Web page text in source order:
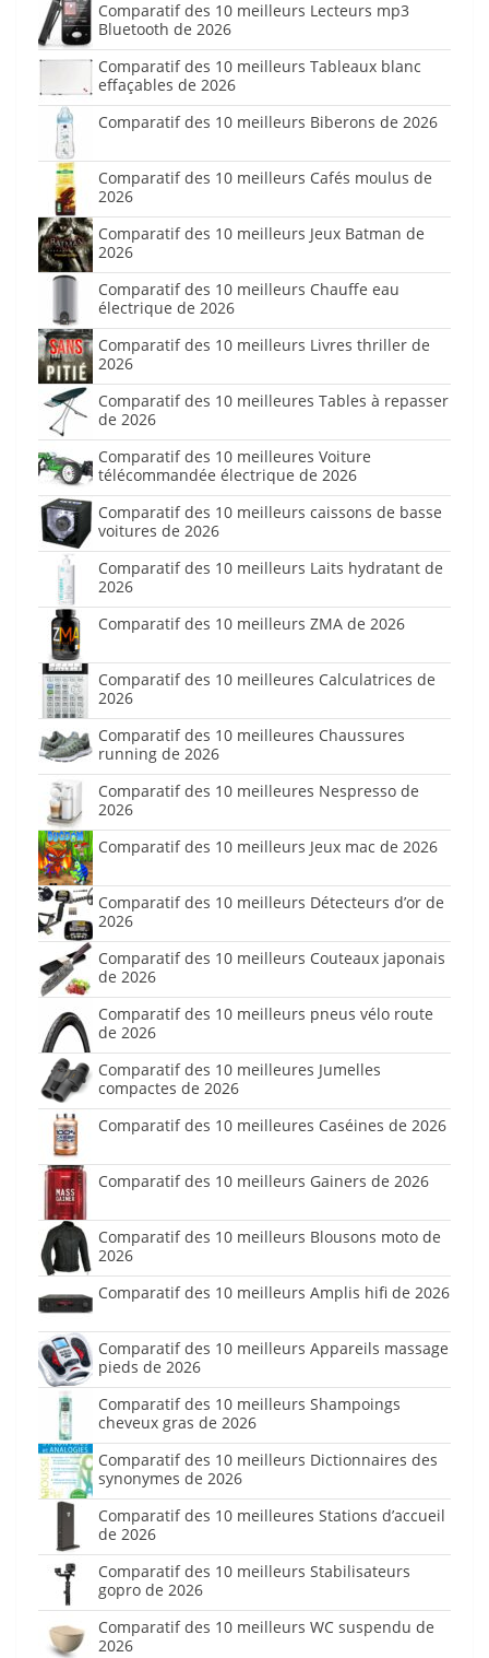
Comparatif des 10 meilleurs Lecteurs mp3
Bluetooth de 2026
Comparatif des 10 meilleurs Tableaux blanc
effaçables de 2026
Comparatif des 10 meilleurs Biberons de 2026
Comparatif des 10 meilleurs Cafés moulus de
2026
Comparatif des 10 meilleurs Jeux Batman de
2026
Comparatif des 10 meilleurs Chauffe eau
électrique de 2026
Comparatif des 10 meilleurs Livres thriller de
2026
Comparatif des 10 meilleures Tables à repasser
de 2026
Comparatif des 10 meilleures Voiture
télécommandée électrique de 2026
Comparatif des 10 meilleurs caissons de basse
voitures de 2026
Comparatif des 10 meilleurs Laits hydratant de
2026
Comparatif des 10 meilleurs ZMA de 2026
Comparatif des 10 meilleures Calculatrices de
2026
Comparatif des 10 meilleures Chaussures
running de 2026
Comparatif des 10 meilleures Nespresso de
2026
Comparatif des 10 meilleurs Jeux mac de 2026
Comparatif des 10 meilleurs Détecteurs d’or de
2026
Comparatif des 10 meilleurs Couteaux japonais
de 2026
Comparatif des 10 meilleurs pneus vélo route
de 2026
Comparatif des 10 meilleures Jumelles
compactes de 2026
Comparatif des 10 meilleures Caséines de 2026
Comparatif des 10 meilleurs Gainers de 2026
Comparatif des 10 meilleurs Blousons moto de
2026
Comparatif des 10 meilleurs Amplis hifi de 2026
Comparatif des 10 meilleurs Appareils massage
pieds de 2026
Comparatif des 10 meilleurs Shampoings
cheveux gras de 2026
Comparatif des 10 meilleurs Dictionnaires des
synonymes de 2026
Comparatif des 10 meilleures Stations d’accueil
de 2026
Comparatif des 10 meilleurs Stabilisateurs
gopro de 2026
Comparatif des 10 meilleurs WC suspendu de
2026